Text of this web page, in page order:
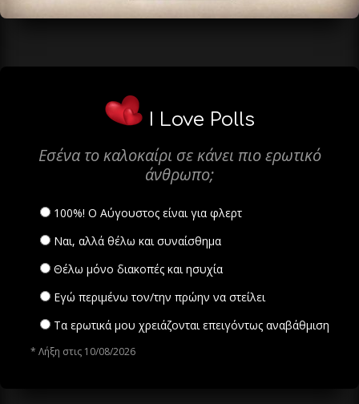
I Love Polls
Εσένα το καλοκαίρι σε κάνει πιο ερωτικό
άνθρωπο;
100%! Ο Αύγουστος είναι για φλερτ
Ναι, αλλά θέλω και συναίσθημα
Θέλω μόνο διακοπές και ησυχία
Εγώ περιμένω τον/την πρώην να στείλει
Τα ερωτικά μου χρειάζονται επειγόντως αναβάθμιση
* Λήξη στις 10/08/2026